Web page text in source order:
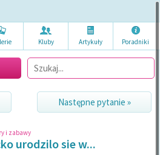
Kluby Artykuły Poradniki
Następne pytanie »
i zabawy
urodzilo sie w...